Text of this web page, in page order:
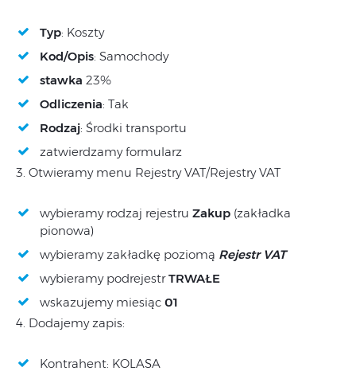
Typ: Koszty
Kod/Opis: Samochody
stawka 23%
Odliczenia: Tak
Rodzaj: Środki transportu
zatwierdzamy formularz
3. Otwieramy menu Rejestry VAT/Rejestry VAT
wybieramy rodzaj rejestru Zakup (zakładka
pionowa)
wybieramy zakładkę poziomą Rejestr VAT
wybieramy podrejestrTRWAŁE
wskazujemy miesiąc 01
4. Dodajemy zapis:
Kontrahent: KOLASA